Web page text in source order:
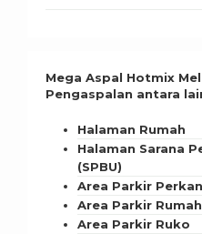
Mega Aspal Hotmix
Pengaspalan antara
Halaman Rumah
Halaman Sarana
(SPBU)
Area Parkir
Area Parkir
Area Parkir Ruko